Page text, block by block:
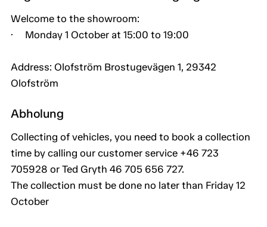
Welcome to the showroom:
· Monday 1 October at 15:00 to 19:00
Address: Olofström Brostugevägen 1, 29342
Olofström
Abholung
Collecting of vehicles, you need to book a collection
time by calling our customer service +46 723
705928 or Ted Gryth 46 705 656 727.
The collection must be done no later than Friday 12
October